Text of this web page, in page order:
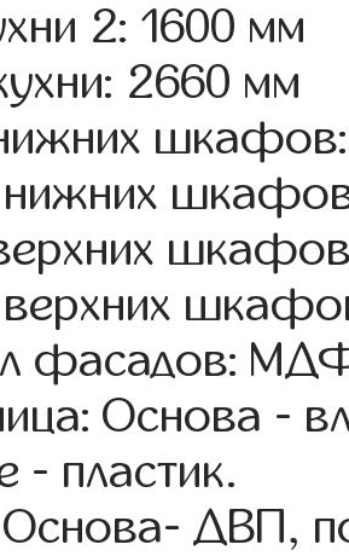
2: 1600 мм
2660 мм
нижних
верхних
фасадов:
Основа -
- пластик.
ДВП,